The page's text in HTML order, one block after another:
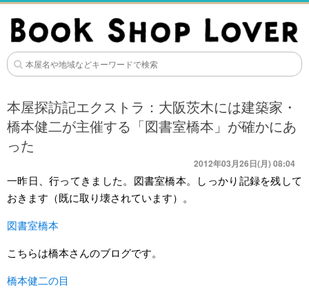
本屋探訪記エクストラ：大阪茨木には建築家・
橋本健二が主催する「図書室橋本」が確かにあ
った
2012年03月26日(月) 08:04
一昨日、行ってきました。図書室橋本。しっかり記録を残して
おきます（既に取り壊されています）。
図書室橋本
こちらは橋本さんのブログです。
橋本健二の目